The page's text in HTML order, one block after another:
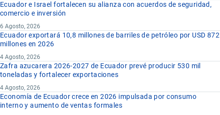
Ecuador e Israel fortalecen su alianza con acuerdos de seguridad,
comercio e inversión
6 Agosto, 2026
Ecuador exportará 10,8 millones de barriles de petróleo por USD 872
millones en 2026
4 Agosto, 2026
Zafra azucarera 2026-2027 de Ecuador prevé producir 530 mil
toneladas y fortalecer exportaciones
4 Agosto, 2026
Economía de Ecuador crece en 2026 impulsada por consumo
interno y aumento de ventas formales